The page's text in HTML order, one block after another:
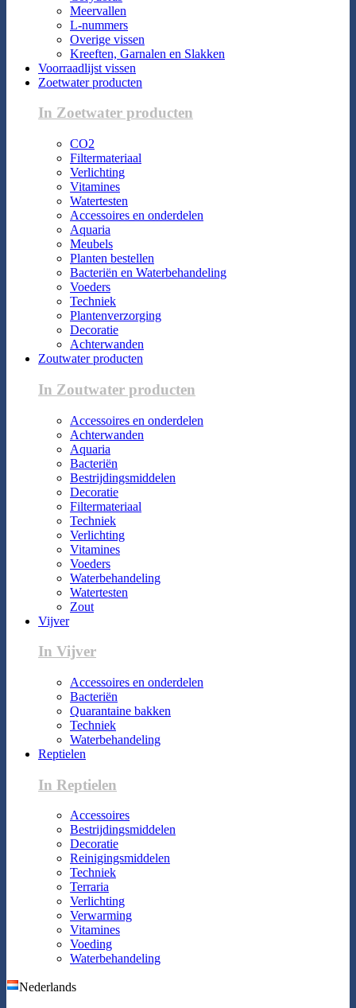
Meervallen
L-nummers
Overige vissen
Kreeften, Garnalen en Slakken
Voorraadlijst vissen
Zoetwater producten
In Zoetwater producten
CO2
Filtermateriaal
Verlichting
Vitamines
Watertesten
Accessoires en onderdelen
Aquaria
Meubels
Planten bestellen
Bacteriën en Waterbehandeling
Voeders
Techniek
Plantenverzorging
Decoratie
Achterwanden
Zoutwater producten
In Zoutwater producten
Accessoires en onderdelen
Achterwanden
Aquaria
Bacteriën
Bestrijdingsmiddelen
Decoratie
Filtermateriaal
Techniek
Verlichting
Vitamines
Voeders
Waterbehandeling
Watertesten
Zout
Vijver
In Vijver
Accessoires en onderdelen
Bacteriën
Quarantaine bakken
Techniek
Waterbehandeling
Reptielen
In Reptielen
Accessoires
Bestrijdingsmiddelen
Decoratie
Reinigingsmiddelen
Techniek
Terraria
Verlichting
Verwarming
Vitamines
Voeding
Waterbehandeling
Nederlands